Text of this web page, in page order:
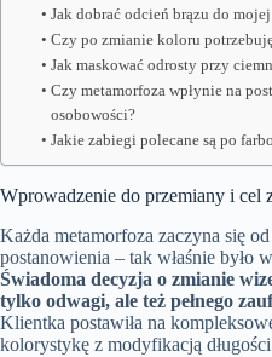
Jak dobrać odcień brązu do
Czy po zmianie koloru
Jak maskować odrosty przy
Czy metamorfoza wpłynie na
osobowości?
Jakie zabiegi polecane są po
Wprowadzenie do przemiany i cel
Każda metamorfoza zaczyna się
postanowienia – tak właśnie było
Świadoma decyzja o zmianie
tylko odwagi, ale też pełnego
Klientka postawiła na
kolorystykę z modyfikacją